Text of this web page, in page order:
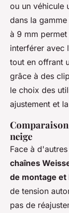
ou un véhicule
dans la
à 9 mm
interférer avec
tout en offrant
grâce à des
le choix des
ajustement et
neige
Face à
chaînes
de montage
de tension
pas de